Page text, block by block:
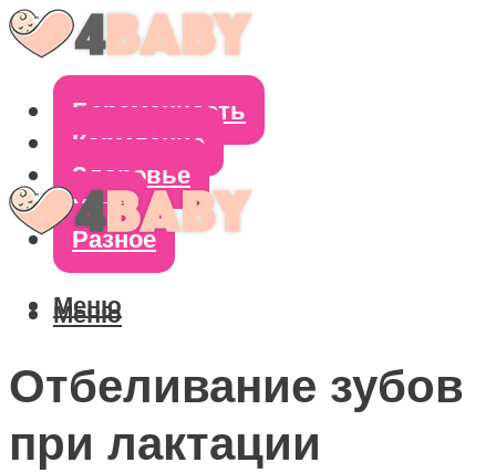
Беременность
Кормление
Здоровье
Уход
Разное
Меню
Меню
Отбеливание зубов
при лактации